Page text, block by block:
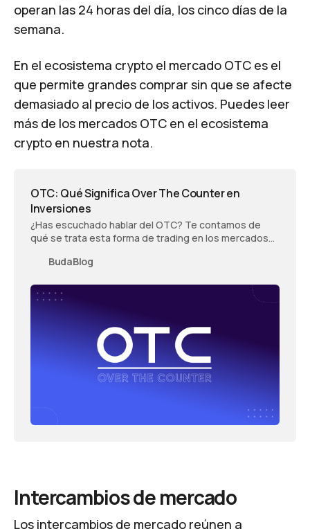
operan las 24 horas del día, los cinco días de la
semana.
En el ecosistema crypto el mercado OTC es el
que permite grandes comprar sin que se afecte
demasiado al precio de los activos. Puedes leer
más de los mercados OTC en el ecosistema
crypto en nuestra nota.
OTC: Qué Significa Over The Counter en
Inversiones
¿Has escuchado hablar del OTC? Te contamos de
qué se trata esta forma de trading en los mercados
BudaBlog
Intercambios de mercado
Los intercambios de mercado reúnen a